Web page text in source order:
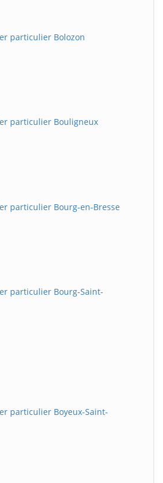
particulier Bolozon
particulier Bouligneux
particulier Bourg-en-Bresse
particulier Bourg-Saint-
particulier Boyeux-Saint-